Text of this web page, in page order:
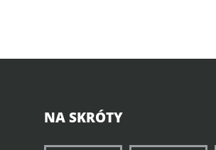
NA SKRÓTY